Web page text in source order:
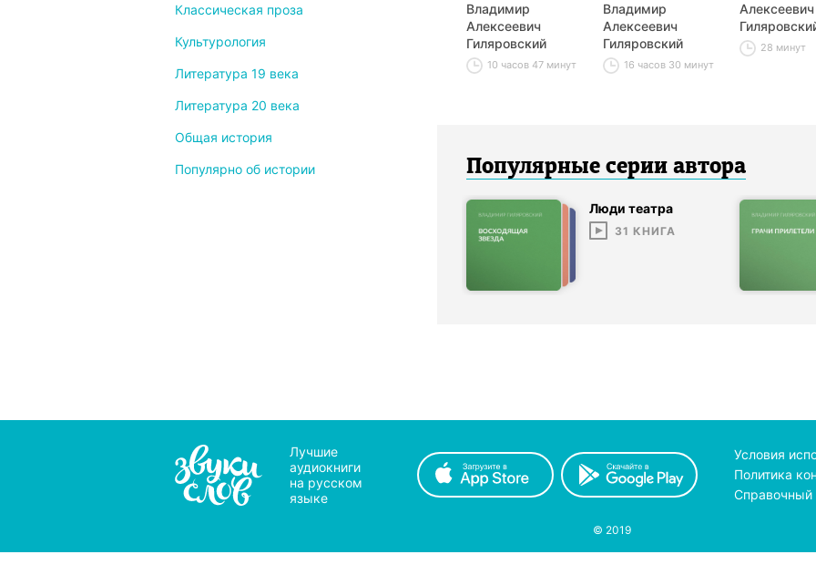
Классическая проза
Культурология
Литература 19 века
Литература 20 века
Общая история
Популярно об истории
Владимир
Алексеевич
Гиляровский
10 часов 47 минут
Владимир
Алексеевич
Гиляровский
16 часов 30 минут
Алексеевич
28 минут
Популярные серии автора
Люди театра
31 КНИГА
Лучшие
аудиокниги
на русском
языке
Условия
Политика
Справочный
© 2019